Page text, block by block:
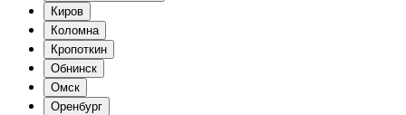
Киров
Коломна
Кропоткин
Обнинск
Омск
Оренбург